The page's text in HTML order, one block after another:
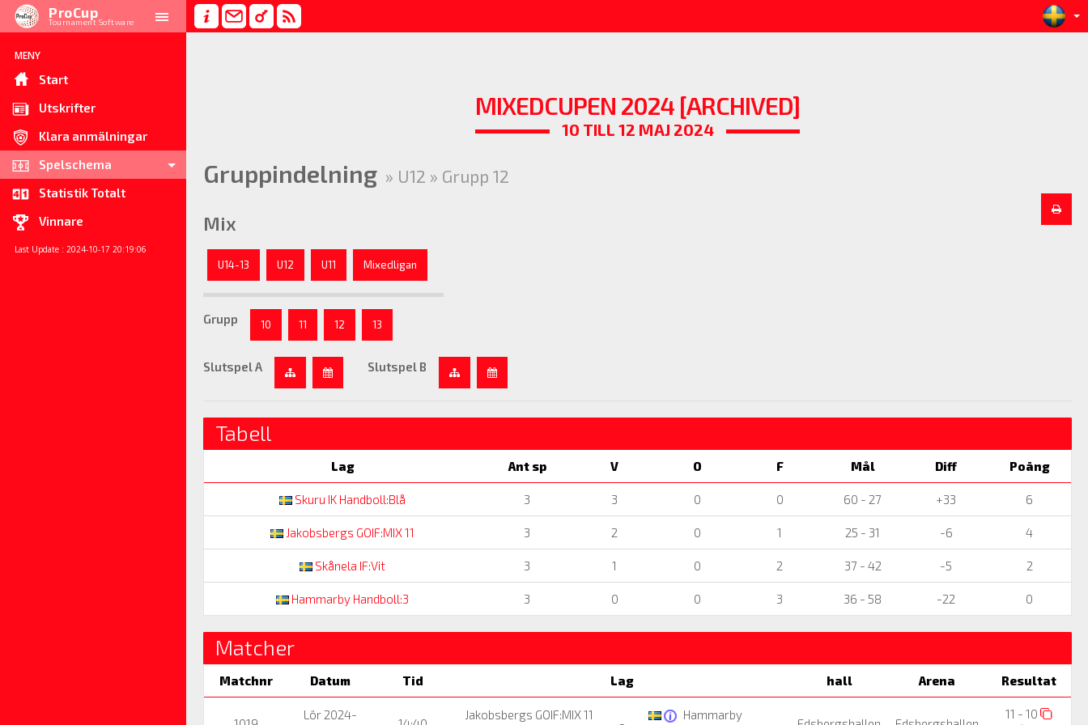
ProCup
Tournament Software
MENY
Start
Utskrifter
Klara anmälningar
Spelschema
Statistik Totalt
Vinnare
Last Update : 2024-10-17 20:19:06
MIXEDCUPEN 2024 [ARCHIVED]
10 TILL 12 MAJ 2024
Gruppindelning » U12 » Grupp 12
Mix
U14-13 U12 U11 Mixedligan
Grupp 10 11 12 13
Slutspel A Slutspel B
Tabell
Lag Ant sp V O F Mål Diff Poäng
Skuru IK Handboll:Blå 3 3 0 0 60 - 27 +33 6
Jakobsbergs GOIF:MIX 11 3 2 0 1 25 - 31 -6 4
Skånela IF:Vit 3 1 0 2 37 - 42 -5 2
Hammarby Handboll:3 3 0 0 3 36 - 58 -22 0
Matcher
Matchnr Datum Tid Lag hall Arena Resultat
Lör 2024-
Jakobsbergs GOIF:MIX 11
Hammarby
11 - 10